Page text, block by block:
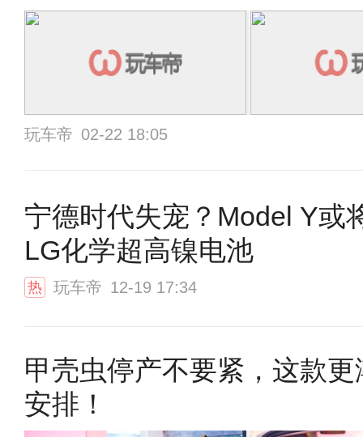
玩车帝 02-22 18:05
宁德时代失宠？Model Y或
LG化学超高镍电池
热 玩车帝 12-19 17:34
甲壳虫停产不要紧，这款
安排！